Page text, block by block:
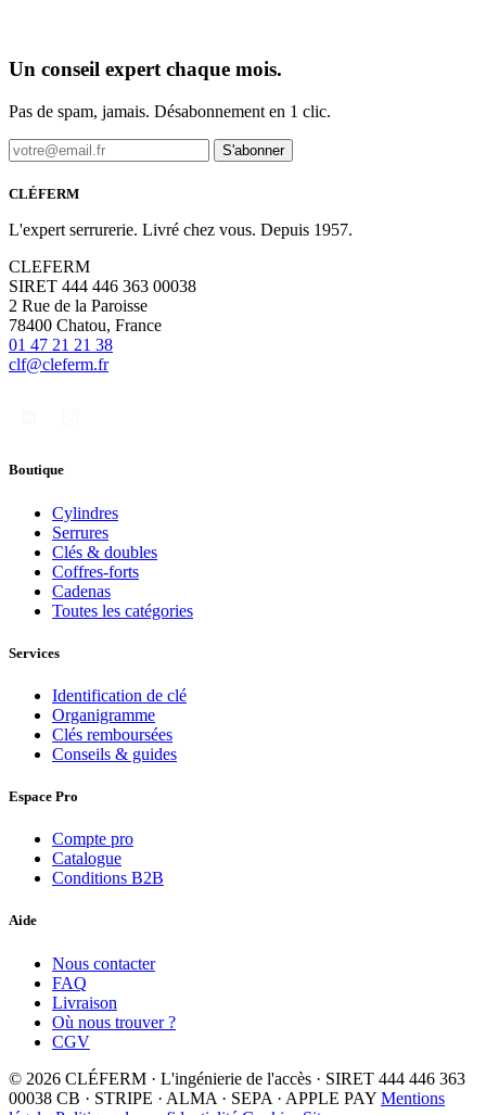
Un conseil expert chaque mois.
Pas de spam, jamais. Désabonnement en 1 clic.
S'abonner
CLÉFERM
L'expert serrurerie. Livré chez vous. Depuis 1957.
CLEFERM
SIRET 444 446 363 00038
2 Rue de la Paroisse
78400 Chatou, France
01 47 21 21 38
clf@cleferm.fr
Boutique
Cylindres
Serrures
Clés & doubles
Coffres-forts
Cadenas
Toutes les catégories
Services
Identification de clé
Organigramme
Clés remboursées
Conseils & guides
Espace Pro
Compte pro
Catalogue
Conditions B2B
Aide
Nous contacter
FAQ
Livraison
Où nous trouver ?
CGV
© 2026 CLÉFERM · L'ingénierie de l'accès · SIRET 444 446 363
00038 CB · STRIPE · ALMA · SEPA · APPLE PAY Mentions